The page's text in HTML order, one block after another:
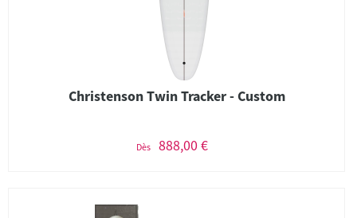
Christenson Twin Tracker - Custom
Dès 888,00 €